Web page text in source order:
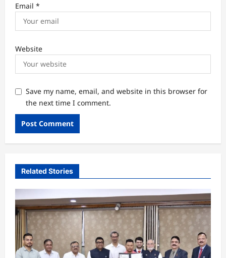
Email *
Website
Save my name, email, and website in this browser for
the next time I comment.
Related Stories